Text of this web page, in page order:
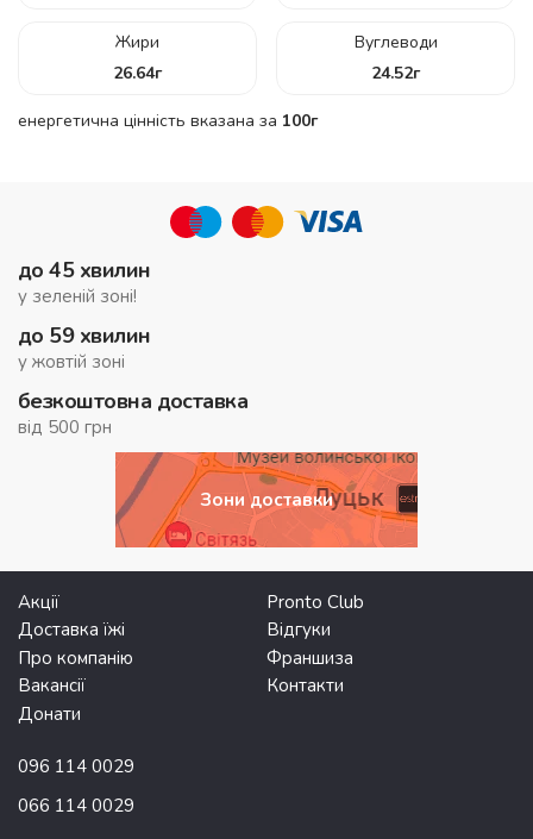
Жири
26.64г
Вуглеводи
24.52г
енергетична цінність вказана за 100г
до 45 хвилин
у зеленій зоні!
до 59 хвилин
у жовтій зоні
безкоштовна доставка
від 500 грн
Зони доставки
Акції
Pronto Club
Доставка їжі
Відгуки
Про компанію
Франшиза
Вакансії
Контакти
Донати
096 114 0029
066 114 0029